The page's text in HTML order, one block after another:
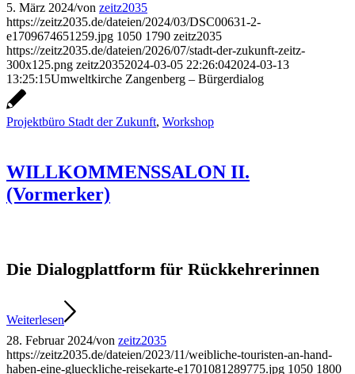
5. März 2024/von zeitz2035
https://zeitz2035.de/dateien/2024/03/DSC00631-2-
e1709674651259.jpg 1050 1790 zeitz2035
https://zeitz2035.de/dateien/2026/07/stadt-der-zukunft-zeitz-
300x125.png zeitz20352024-03-05 22:26:042024-03-13
13:25:15Umweltkirche Zangenberg – Bürgerdialog
Projektbüro Stadt der Zukunft, Workshop
WILLKOMMENSSALON II.
(Vormerker)
Die Dialogplattform für Rückkehrerinnen
Weiterlesen
28. Februar 2024/von zeitz2035
https://zeitz2035.de/dateien/2023/11/weibliche-touristen-an-hand-
haben-eine-glueckliche-reisekarte-e1701081289775.jpg 1050 1800